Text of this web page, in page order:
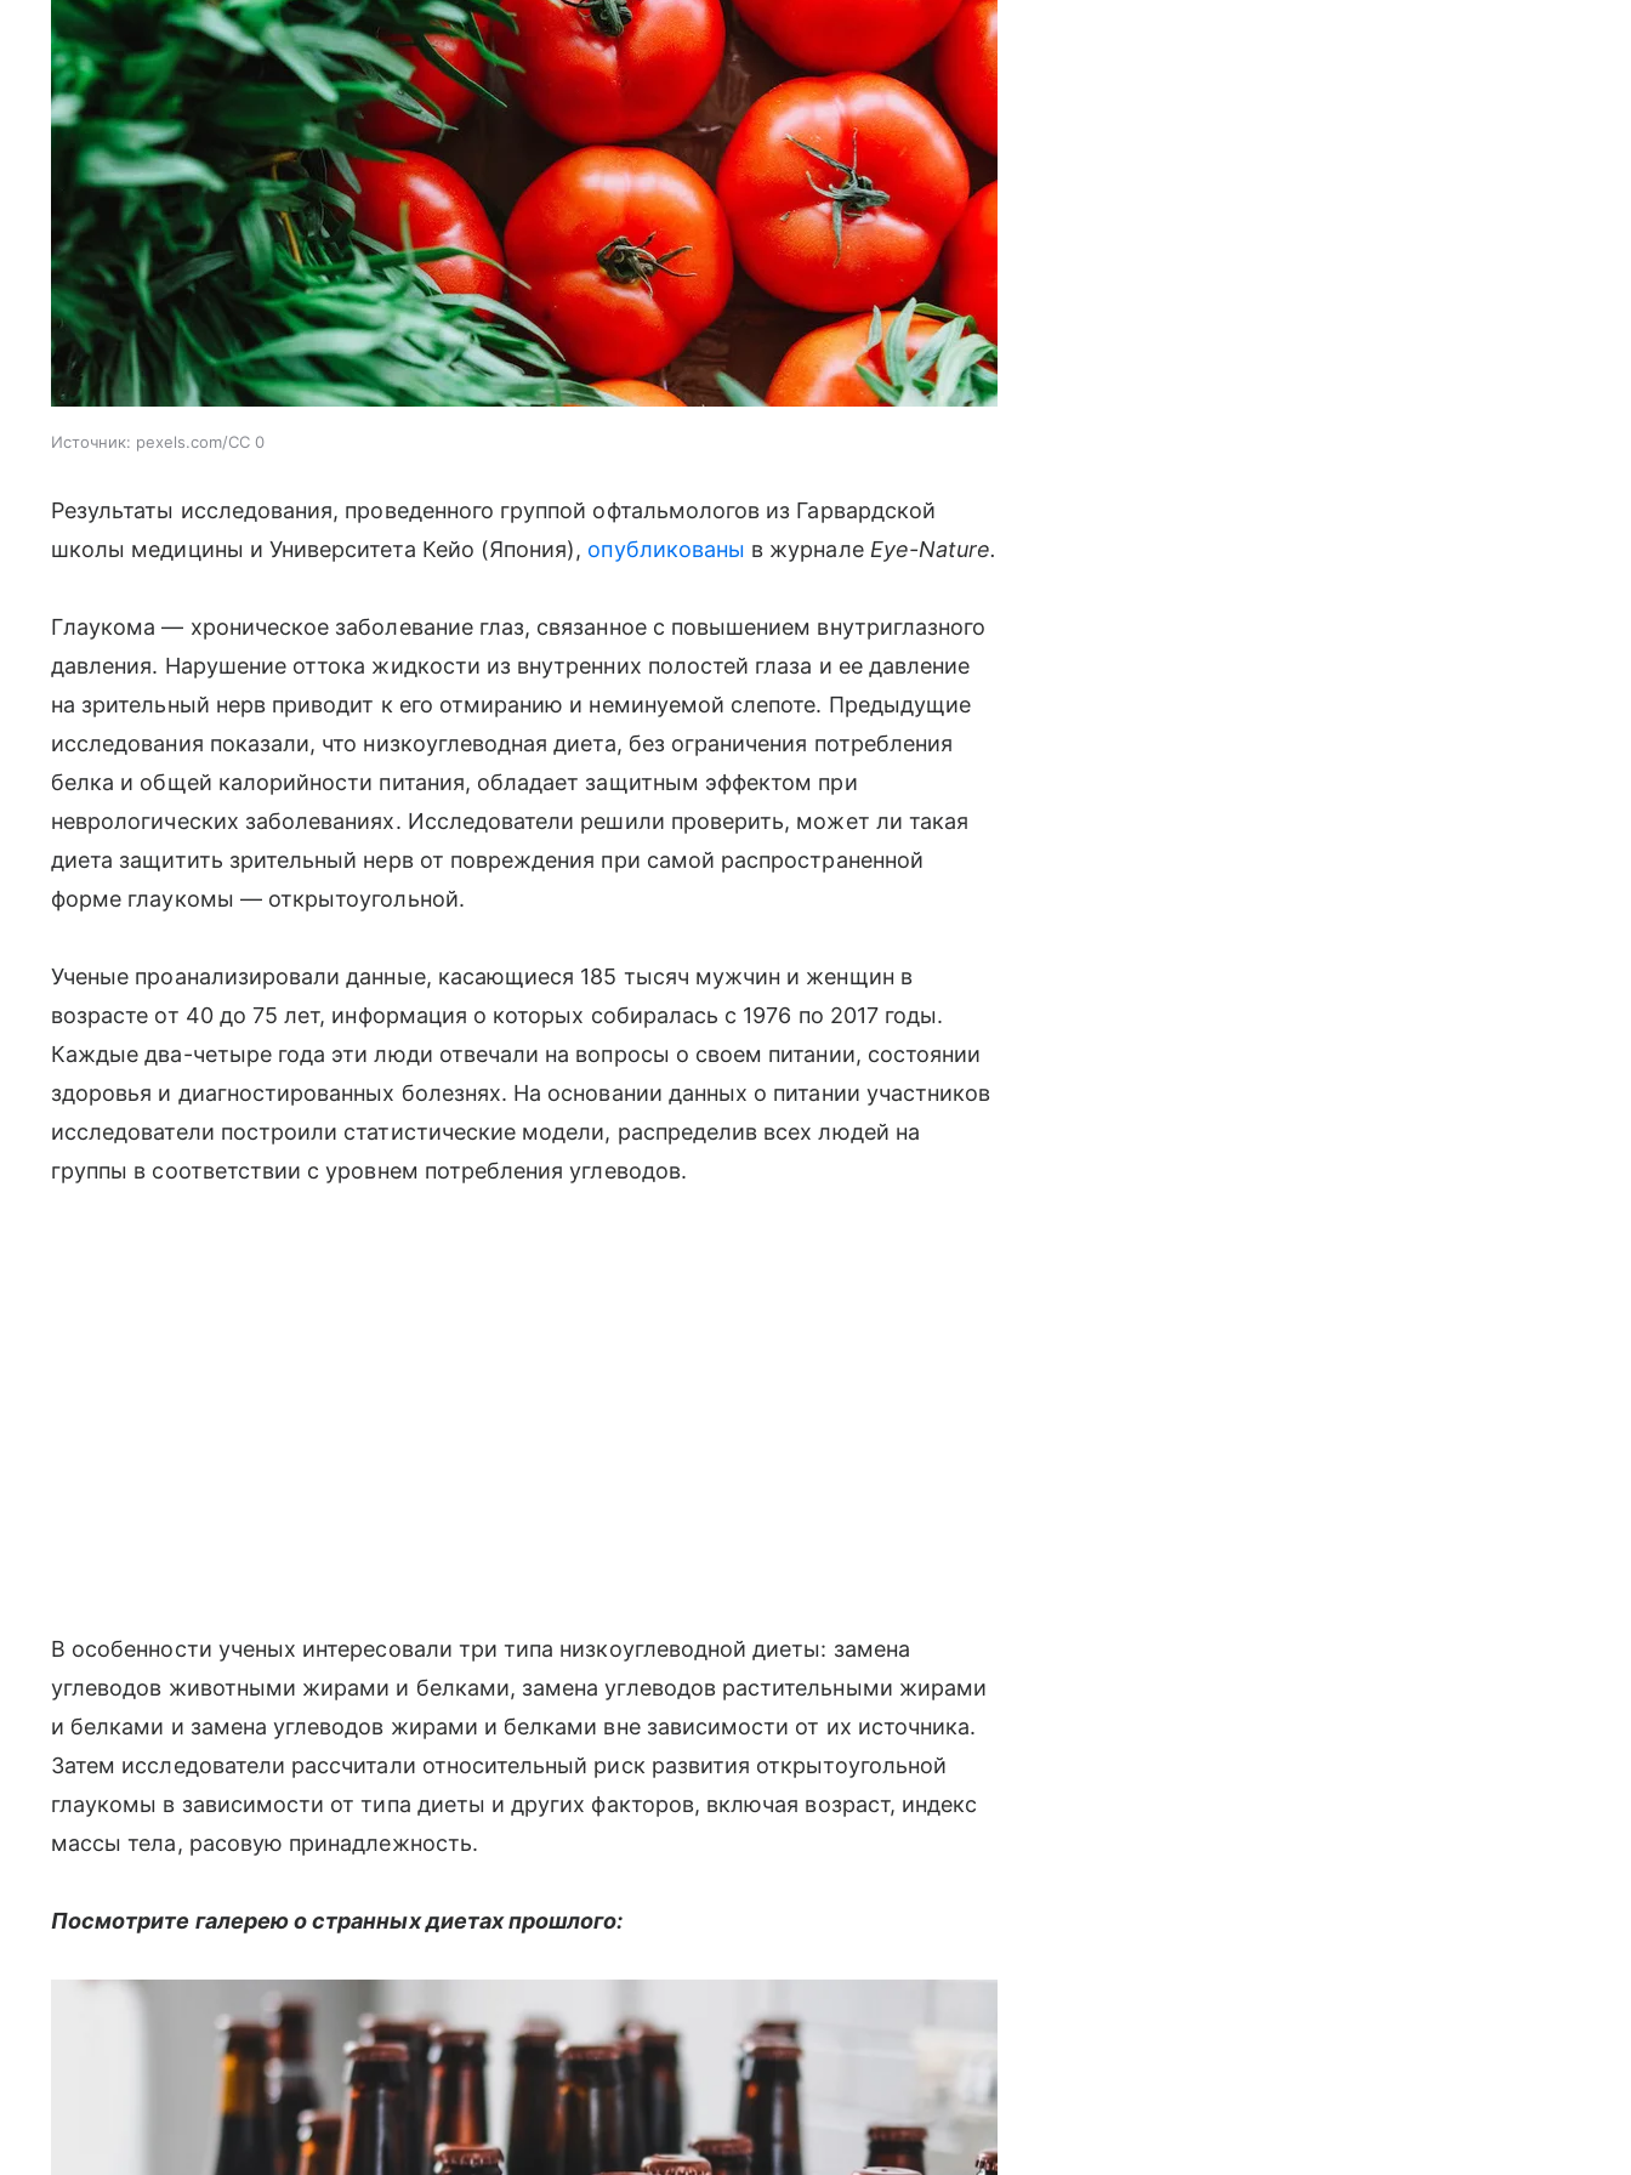
Источник: pexels.com/CC 0
Результаты исследования, проведенного группой офтальмологов из Гарвардской
школы медицины и Университета Кейо (Япония), опубликованы в журнале Eye-Nature.
Глаукома — хроническое заболевание глаз, связанное с повышением внутриглазного
давления. Нарушение оттока жидкости из внутренних полостей глаза и ее давление
на зрительный нерв приводит к его отмиранию и неминуемой слепоте. Предыдущие
исследования показали, что низкоуглеводная диета, без ограничения потребления
белка и общей калорийности питания, обладает защитным эффектом при
неврологических заболеваниях. Исследователи решили проверить, может ли такая
диета защитить зрительный нерв от повреждения при самой распространенной
форме глаукомы — открытоугольной.
Ученые проанализировали данные, касающиеся 185 тысяч мужчин и женщин в
возрасте от 40 до 75 лет, информация о которых собиралась с 1976 по 2017 годы.
Каждые два-четыре года эти люди отвечали на вопросы о своем питании, состоянии
здоровья и диагностированных болезнях. На основании данных о питании участников
исследователи построили статистические модели, распределив всех людей на
группы в соответствии с уровнем потребления углеводов.
В особенности ученых интересовали три типа низкоуглеводной диеты: замена
углеводов животными жирами и белками, замена углеводов растительными жирами
и белками и замена углеводов жирами и белками вне зависимости от их источника.
Затем исследователи рассчитали относительный риск развития открытоугольной
глаукомы в зависимости от типа диеты и других факторов, включая возраст, индекс
массы тела, расовую принадлежность.
Посмотрите галерею о странных диетах прошлого: